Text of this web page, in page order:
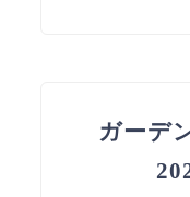
ガーデ